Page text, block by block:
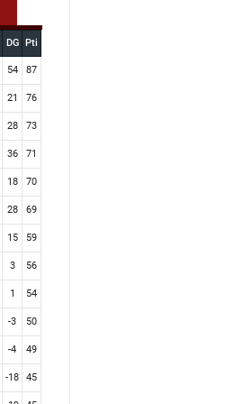
DG Pti
54 87
21 76
28 73
36 71
18 70
28 69
15 59
3 56
1 54
-3 50
-4 49
-18 45